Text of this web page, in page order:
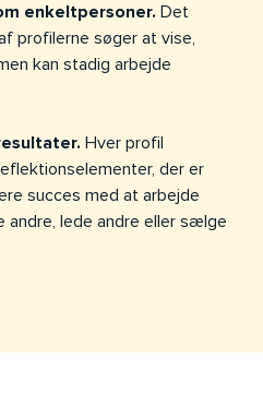
enkeltpersoner. Det
profilerne søger at vise,
kan stadig arbejde
Hver profil
der er
succes med at arbejde
andre, lede andre eller sælge